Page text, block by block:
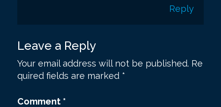
Reply
Leave a Reply
Your email address will not be published. Re
quired fields are marked *
Comment *